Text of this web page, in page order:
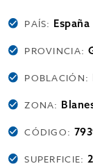
PAÍS: España
PROVINCIA:
POBLACIÓN:
ZONA:
CÓDIGO:
SUPERFICIE: